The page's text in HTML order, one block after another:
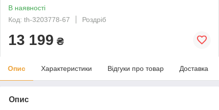
В наявності
Код: th-3203778-67
Роздріб
13 199 ₴
Опис Характеристики Відгуки про товар Доставка
Опис